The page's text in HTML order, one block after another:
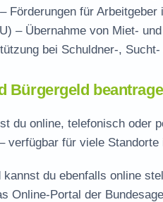
– Förderungen für Arbeitgeber
– Übernahme von Miet-
bei Schuldner-,
Bürgergeld
du online, telefonisch oder
verfügbar für viele
du ebenfalls online
Online-Portal der